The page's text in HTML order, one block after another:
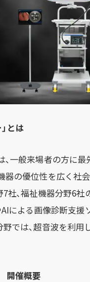
とは
一般来場者の方に
器の優位性を広く社
社、福祉機器分野6
による画像診断支
では、超音波を利
開催概要